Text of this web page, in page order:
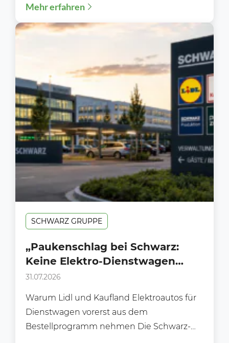
Filialen, Preisaktionen oder Sortimente...
Mehr erfahren
SCHWARZ GRUPPE
„Paukenschlag bei Schwarz:
Keine Elektro-Dienstwagen
mehr für Lidl und Kaufland in
31.07.2026
Warum Lidl und Kaufland Elektroautos für
Dienstwagen vorerst aus dem
Bestellprogramm nehmen Die Schwarz-